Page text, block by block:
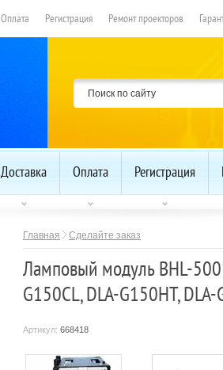
Оплата Регистрация Ремонт проекторов
Доставка Оплата Регистрация
Главная Сделайте заказ
Ламповый модуль BHL-
G150CL, DLA-G150HT,
Артикул: 668418